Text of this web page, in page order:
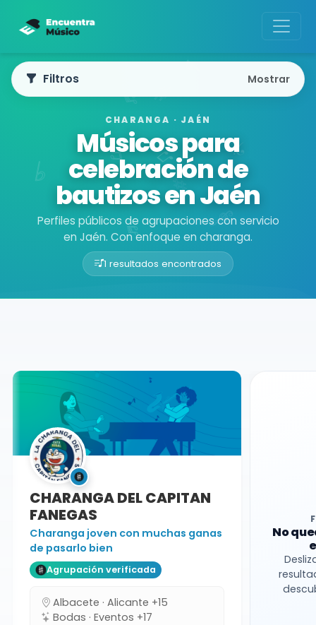
CHARANGA · JAÉN
Músicos para
celebración de
bautizos en Jaén
Perfiles públicos de agrupaciones con servicio
en Jaén. Con enfoque en charanga.
1 resultados encontrados
Buscador de músicos
Filtros Mostrar
CHARANGA DEL CAPITAN
FANEGAS
Charanga joven con muchas ganas
de pasarlo bien
Agrupación verificada
Albacete · Alicante +15
Bodas · Eventos +17
No